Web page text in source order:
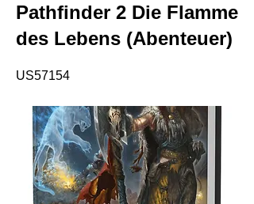
Pathfinder 2 Die Flamme
des Lebens (Abenteuer)
US57154